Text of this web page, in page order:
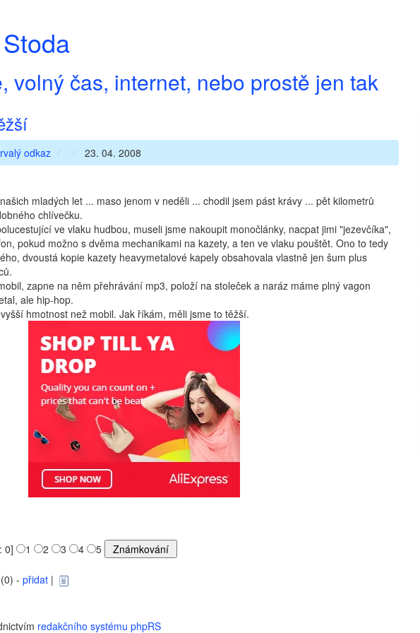
volný čas, internet, nebo prostě jen tak
odkaz 23. 04. 2008
mladých let ... maso jenom v neděli ... chodil jsem pást krávy ... pět kilometrů
chlívečku.
ve vlaku hudbou, museli jsme nakoupit monočlánky, nacpat jimi "jezevčíka",
pokud možno s dvěma mechanikami na kazety, a ten ve vlaku pouštět. Ono to tedy
dvoustá kopie kazety heavymetalové kapely obsahovala vlastně jen šum plus
zapne na něm přehrávání mp3, položí na stoleček a naráz máme plný vagon
ale hip-hop.
hmotnost než mobil. Jak říkám, měli jsme to těžší.
0] 1 2 3 4 5
(0) - přidat |
redakčního systému phpRS